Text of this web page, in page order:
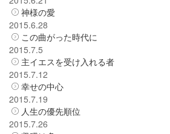
神様の愛
2015.6.28
この曲がった時代に
2015.7.5
主イエスを受け入れる者
2015.7.12
幸せの中心
2015.7.19
人生の優先順位
2015.7.26